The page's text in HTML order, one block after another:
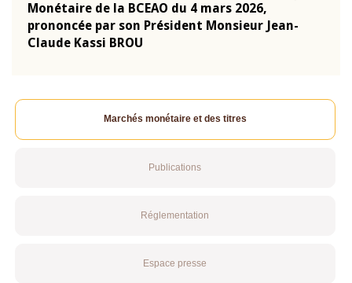
Monétaire de la BCEAO du 4 mars 2026,
prononcée par son Président Monsieur Jean-
Claude Kassi BROU
Marchés monétaire et des titres
Publications
Réglementation
Espace presse